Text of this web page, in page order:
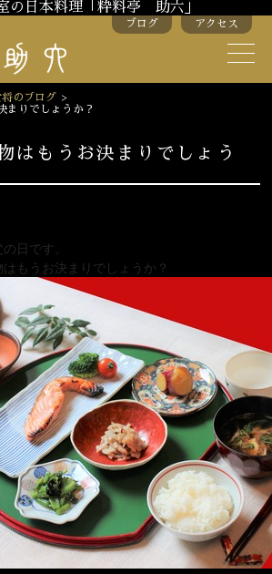
の日本料理「粋料亭 助六」
ブログ アクセス
将のブログ >
まりでしょうか？
はもうお決まりでしょう
日です。
もうお決まりでしょうか？
お弁当
法要
お顔合わせ
ウェディング